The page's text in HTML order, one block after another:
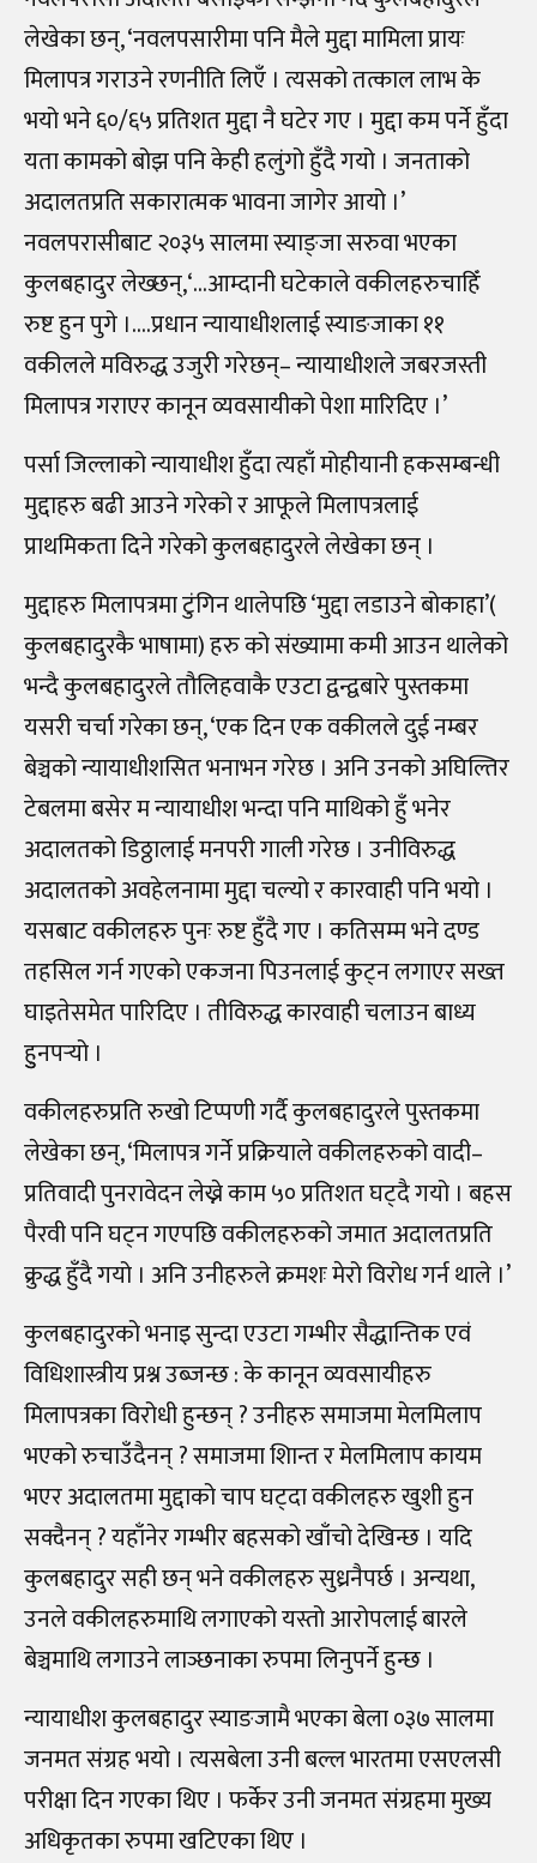
लेखेका छन्, ‘नवलपसारीमा पनि मैले मुद्दा मामिला प्रायः
मिलापत्र गराउने रणनीति लिएँ । त्यसको तत्काल लाभ के
भयो भने ६०/६५ प्रतिशत मुद्दा नै घटेर गए । मुद्दा कम पर्ने हुँदा
यता कामको बोझ पनि केही हलुंगो हुँदै गयो । जनताको
अदालतप्रति सकारात्मक भावना जागेर आयो ।’
नवलपरासीबाट २०३५ सालमा स्याङ्जा सरुवा भएका
कुलबहादुर लेख्छन्,‘…आम्दानी घटेकाले वकीलहरुचाहिँ
रुष्ट हुन पुगे ।….प्रधान न्यायाधीशलाई स्याङजाका ११
वकीलले मविरुद्ध उजुरी गरेछन्– न्यायाधीशले जबरजस्ती
मिलापत्र गराएर कानून व्यवसायीको पेशा मारिदिए ।’
पर्सा जिल्लाको न्यायाधीश हुँदा त्यहाँ मोहीयानी हकसम्बन्धी
मुद्दाहरु बढी आउने गरेको र आफूले मिलापत्रलाई
प्राथमिकता दिने गरेको कुलबहादुरले लेखेका छन् ।
मुद्दाहरु मिलापत्रमा टुंगिन थालेपछि ‘मुद्दा लडाउने बोकाहा’(
कुलबहादुरकै भाषामा) हरु को संख्यामा कमी आउन थालेको
भन्दै कुलबहादुरले तौलिहवाकै एउटा द्वन्द्वबारे पुस्तकमा
यसरी चर्चा गरेका छन्, ‘एक दिन एक वकीलले दुई नम्बर
बेञ्चको न्यायाधीशसित भनाभन गरेछ । अनि उनको अघिल्तिर
टेबलमा बसेर म न्यायाधीश भन्दा पनि माथिको हुँ भनेर
अदालतको डिठ्ठालाई मनपरी गाली गरेछ । उनीविरुद्ध
अदालतको अवहेलनामा मुद्दा चल्यो र कारवाही पनि भयो ।
यसबाट वकीलहरु पुनः रुष्ट हुँदै गए । कतिसम्म भने दण्ड
तहसिल गर्न गएको एकजना पिउनलाई कुट्न लगाएर सख्त
घाइतेसमेत पारिदिए । तीविरुद्ध कारवाही चलाउन बाध्य
हुुनपर्‍यो ।
वकीलहरुप्रति रुखो टिप्पणी गर्दै कुलबहादुरले पुस्तकमा
लेखेका छन्, ‘मिलापत्र गर्ने प्रक्रियाले वकीलहरुको वादी–
प्रतिवादी पुनरावेदन लेख्ने काम ५० प्रतिशत घट्दै गयो । बहस
पैरवी पनि घट्न गएपछि वकीलहरुको जमात अदालतप्रति
क्रुद्ध हुँदै गयो । अनि उनीहरुले क्रमशः मेरो विरोध गर्न थाले ।’
कुलबहादुरको भनाइ सुन्दा एउटा गम्भीर सैद्धान्तिक एवं
विधिशास्त्रीय प्रश्न उब्जन्छ : के कानून व्यवसायीहरु
मिलापत्रका विरोधी हुन्छन् ? उनीहरु समाजमा मेलमिलाप
भएको रुचाउँदैनन् ? समाजमा शािन्त र मेलमिलाप कायम
भएर अदालतमा मुद्दाको चाप घट्दा वकीलहरु खुशी हुन
सक्दैनन् ? यहाँनेर गम्भीर बहसको खाँचो देखिन्छ । यदि
कुलबहादुर सही छन् भने वकीलहरु सुध्रनैपर्छ । अन्यथा,
उनले वकीलहरुमाथि लगाएको यस्तो आरोपलाई बारले
बेञ्चमाथि लगाउने लाञ्छनाका रुपमा लिनुपर्ने हुन्छ ।
न्यायाधीश कुलबहादुर स्याङजामै भएका बेला ०३७ सालमा
जनमत संग्रह भयो । त्यसबेला उनी बल्ल भारतमा एसएलसी
परीक्षा दिन गएका थिए । फर्केर उनी जनमत संग्रहमा मुख्य
अधिकृतका रुपमा खटिएका थिए ।